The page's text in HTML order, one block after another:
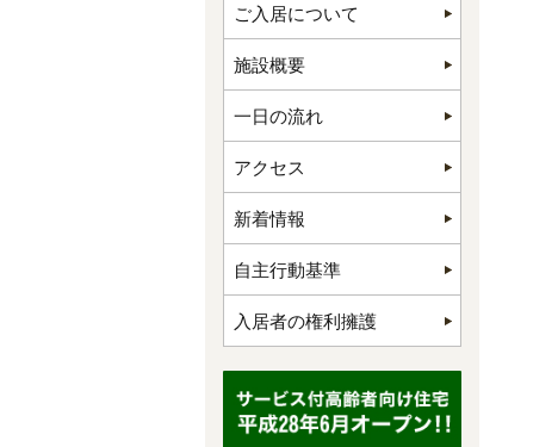
ご入居について
施設概要
一日の流れ
アクセス
新着情報
自主行動基準
入居者の権利擁護